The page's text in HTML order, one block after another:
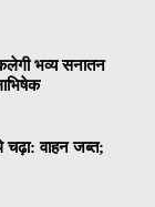
भव्य सनातन
चढ़ा: वाहन जब्त;